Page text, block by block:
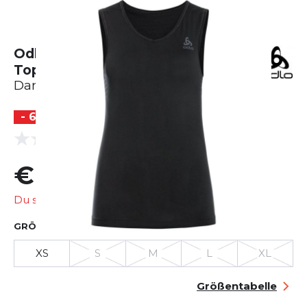
Odlo Performance X-Light Eco Bl
Top V-Neck Singlet
Damen
- 60 %
(0 Bewertungen)
€ 16,12
Du sparst € 24,16
GRÖSSE AUSWÄHLEN
XS S M L XL
Größentabelle